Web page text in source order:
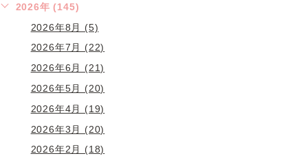
2026年 (145)
2026年8月 (5)
2026年7月 (22)
2026年6月 (21)
2026年5月 (20)
2026年4月 (19)
2026年3月 (20)
2026年2月 (18)